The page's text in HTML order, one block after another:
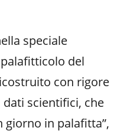
speciale
del
con rigore
scientifici, che
giorno in palafitta”,